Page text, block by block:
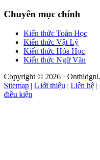
Chuyên mục chính
Kiến thức Toán Học
Kiến thức Vật Lý
Kiến thức Hóa Học
Kiến thức Ngữ Văn
Copyright © 2026 ·
Sitemap | Giới thiệu | Liên hệ |
điều kiện